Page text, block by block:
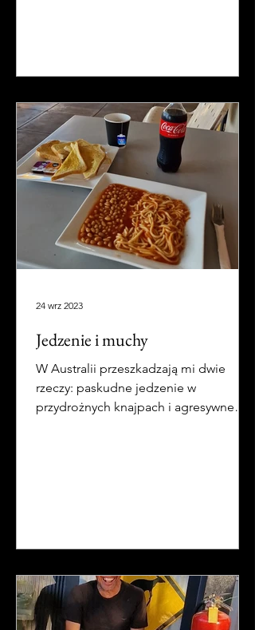
Jedzenie i muchy
W Australii przeszkadzają mi dwie
rzeczy: paskudne jedzenie w
przydrożnych knajpach i agresywne
24 wrz 2023